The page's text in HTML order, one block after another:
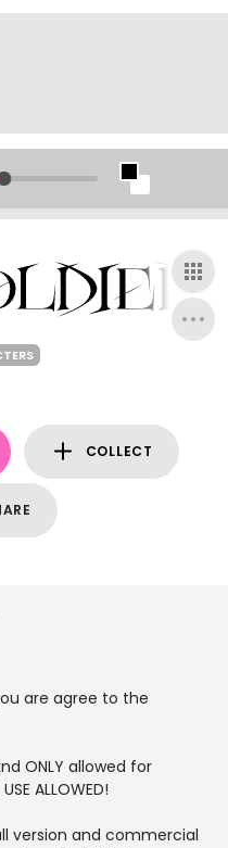
COLLECT
are agree to the
ONLY allowed for
ALLOWED!
version and commercial